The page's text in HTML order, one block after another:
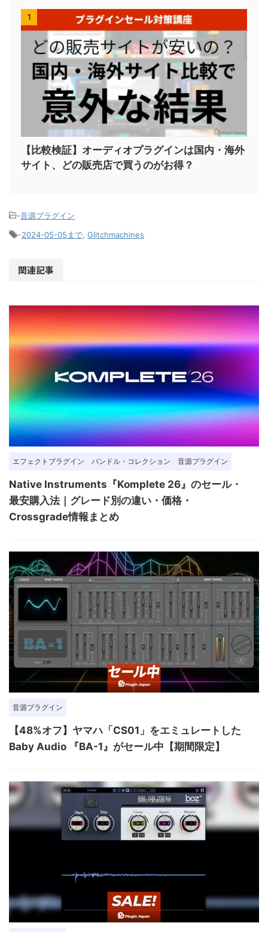
1
【比較検証】オーディオプラグインは国内・海外
サイト、どの販売店で買うのがお得？
-音源プラグイン
-2024-05-05まで Glitchmachines
関連記事
エフェクトプラグイン バンドル・コレクション 音源プラグイン
Native Instruments『Komplete 26』のセール・
最安購入法｜グレード別の違い・価格・
Crossgrade情報まとめ
音源プラグイン
【48%オフ】ヤマハ「CS01」をエミュレートした
Baby Audio 『BA-1』がセール中【期間限定】